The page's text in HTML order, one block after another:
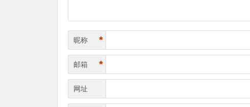
昵称 *
邮箱 *
网址